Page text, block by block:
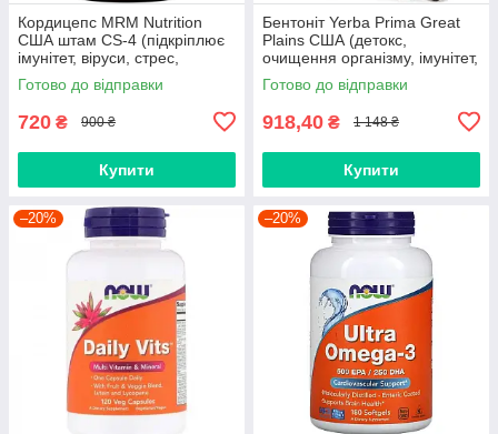
Кордицепс MRM Nutrition
США штам CS-4 (підкріплює
імунітет, віруси, стрес,
атеросклероз, зміцнює
судини)
Готово до відправки
720 ₴ 900 ₴
Купити
Бентоніт Yerba Prima Great
Plains США (детокс,
очищення організму, імунітет,
віруси, анемія, дисбактеріоз,
прищі, алергія)
Готово до відправки
918,40 ₴ 1 148 ₴
Купити
–20% –20%